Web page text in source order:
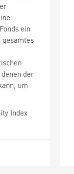
ein
gesamtes
der
um
Index